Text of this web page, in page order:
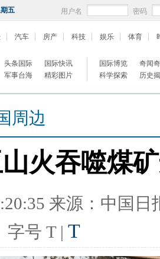
五 用户名 密码
汽车 房产 科技 娱乐 体育
头条国际
国际快讯
军事台海
精彩图片
国际博览
奇闻
科学探索
历史
周边
火吞噬煤
来源：中国日
字号 T | T